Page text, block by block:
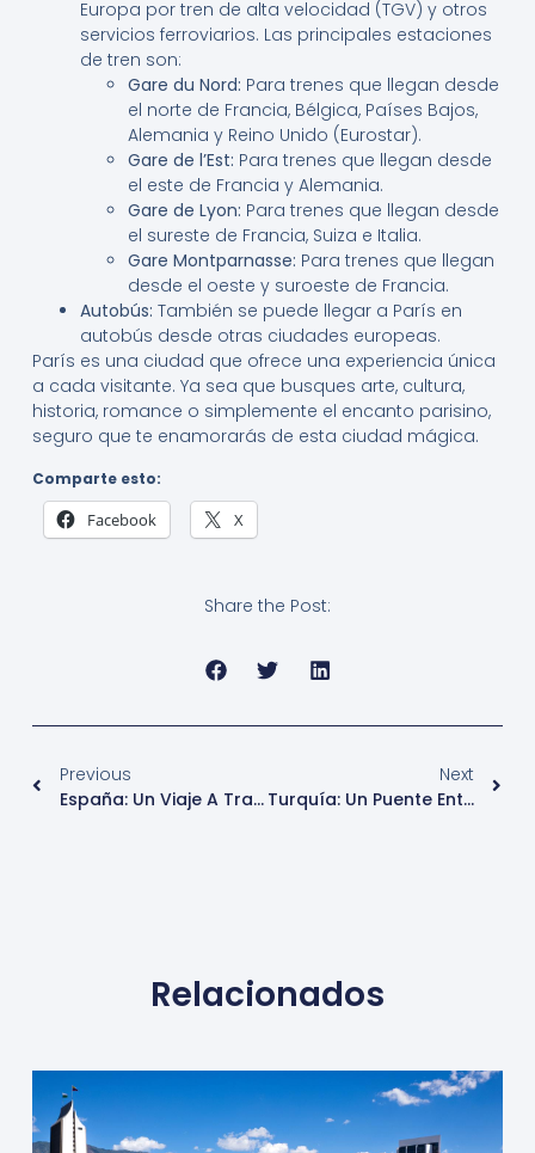
Europa por tren de alta velocidad (TGV) y otros
servicios ferroviarios. Las principales estaciones
de tren son:
Gare du Nord: Para trenes que llegan desde
el norte de Francia, Bélgica, Países Bajos,
Alemania y Reino Unido (Eurostar).
Gare de l’Est: Para trenes que llegan desde
el este de Francia y Alemania.
Gare de Lyon: Para trenes que llegan desde
el sureste de Francia, Suiza e Italia.
Gare Montparnasse: Para trenes que llegan
desde el oeste y suroeste de Francia.
Autobús: También se puede llegar a París en
autobús desde otras ciudades europeas.
París es una ciudad que ofrece una experiencia única
a cada visitante. Ya sea que busques arte, cultura,
historia, romance o simplemente el encanto parisino,
seguro que te enamorarás de esta ciudad mágica.
Comparte esto:
Facebook X
Share the Post:
Previous
España: Un Viaje A Través De La Historia, La Cultura Y La Belleza
Next
Turquía: Un Puente Entre Continentes, Culturas E Historias
Relacionados